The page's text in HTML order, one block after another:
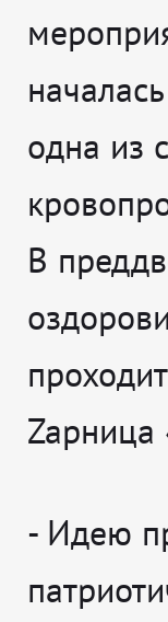
одна из
В
Zaрница
- Идею